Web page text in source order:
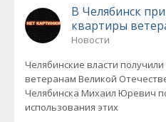
В Челябинск
квартиры
Новости
Челябинские власти
ветеранам Великой
Челябинска Михаил Юревич
использования этих